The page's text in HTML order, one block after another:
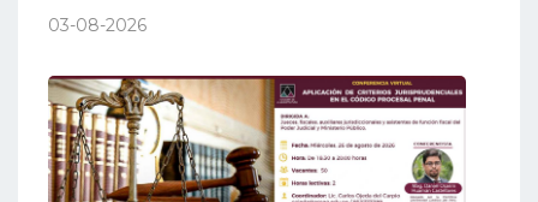
03-08-2026